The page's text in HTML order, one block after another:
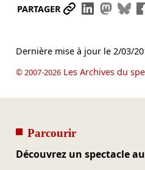
PARTAGER Partager le
Partager
Dernière mise à jour le 2/03/
© 2007-2026Les Archives du
Parcourir
Découvrez un spectacle